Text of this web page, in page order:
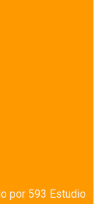
por 593 Estudio